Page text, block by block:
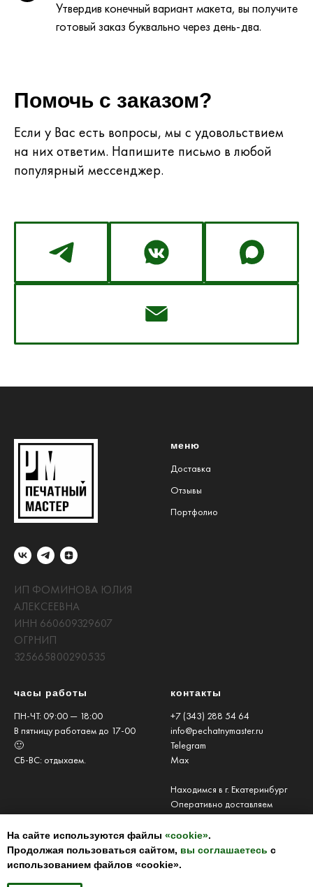
Утвердив конечный вариант макета, вы получите
готовый заказ буквально через день-два.
Помочь с заказом?
Если у Вас есть вопросы, мы с удовольствием
на них ответим. Напишите письмо в любой
популярный мессенджер.
ИП ФОМИНОВА ЮЛИЯ
АЛЕКСЕЕВНА
ИНН 660609329607
ОГРНИП
325665800290535
меню
Доставка
Отзывы
Портфолио
часы работы
ПН-ЧТ: 09:00 — 18:00
В пятницу работаем до 17-00
🙂
СБ-ВС: отдыхаем.
контакты
+7 (343) 288 54 64
info@pechatnymaster.ru
Telegram
Max
Находимся в г. Екатеринбург
Оперативно доставляем
и Нижегородской области
На сайте используются файлы «cookie».
Продолжая пользоваться сайтом, вы соглашаетесь с
использованием файлов «cookie».